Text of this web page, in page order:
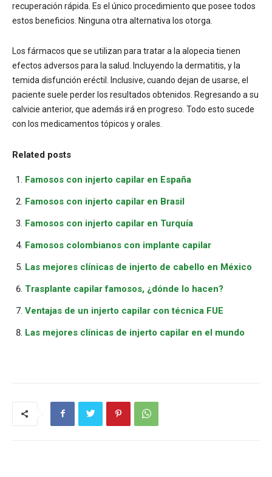
recuperación rápida. Es el único procedimiento que posee todos
estos beneficios. Ninguna otra alternativa los otorga.
Los fármacos que se utilizan para tratar a la alopecia tienen
efectos adversos para la salud. Incluyendo la dermatitis, y la
temida disfunción eréctil. Inclusive, cuando dejan de usarse, el
paciente suele perder los resultados obtenidos. Regresando a su
calvicie anterior, que además irá en progreso. Todo esto sucede
con los medicamentos tópicos y orales.
Related posts
Famosos con injerto capilar en España
Famosos con injerto capilar en Brasil
Famosos con injerto capilar en Turquía
Famosos colombianos con implante capilar
Las mejores clínicas de injerto de cabello en México
Trasplante capilar famosos, ¿dónde lo hacen?
Ventajas de un injerto capilar con técnica FUE
Las mejores clínicas de injerto capilar en el mundo